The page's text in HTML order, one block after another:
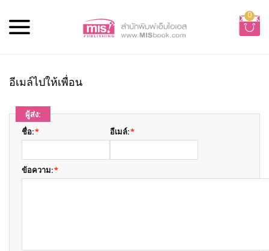
0
อีเมล์ไปให้เพื่อน
ผู้ส่ง:
*
ชื่อ: *
อีเมล์:
*
ข้อความ: